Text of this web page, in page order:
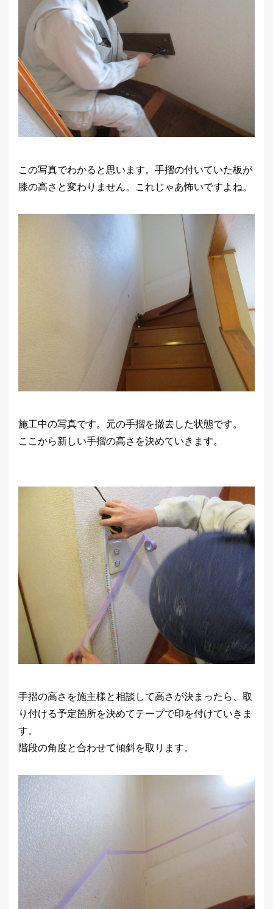
この写真でわかると思います。手摺の付いていた板が
膝の高さと変わりません。これじゃあ怖いですよね。
施工中の写真です。元の手摺を撤去した状態です。
ここから新しい手摺の高さを決めていきます。
手摺の高さを施主様と相談して高さが決まったら、取
り付ける予定箇所を決めてテープで印を付けていきま
す。
階段の角度と合わせて傾斜を取ります。